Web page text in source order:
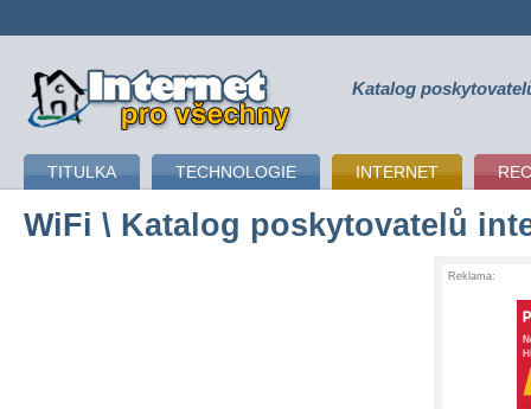
připojení k internetu Katalog
TITULKA TECHNOLOGIE INTERNET
WiFi \ Katalog poskytovatelů
Reklama: